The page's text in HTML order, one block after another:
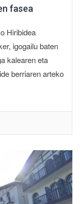
fasea
Hiribidea
igogailu baten
kalearen eta
berriaren arteko